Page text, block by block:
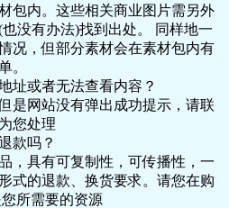
包内。这些相关商业图片需另外
没有办法)找到出处。 同样地一
况，但部分素材会在素材包内有
。
址或者无法查看内容？
是网站没有弹出成功提示，请联
您处理
款吗？
，具有可复制性，可传播性，一
式的退款、换货要求。请您在购
所需要的资源